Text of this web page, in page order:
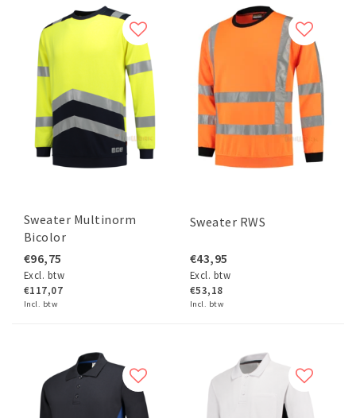
Sweater Multinorm
Bicolor
€96,75
Excl. btw
€117,07
Incl. btw
Sweater RWS
€43,95
Excl. btw
€53,18
Incl. btw